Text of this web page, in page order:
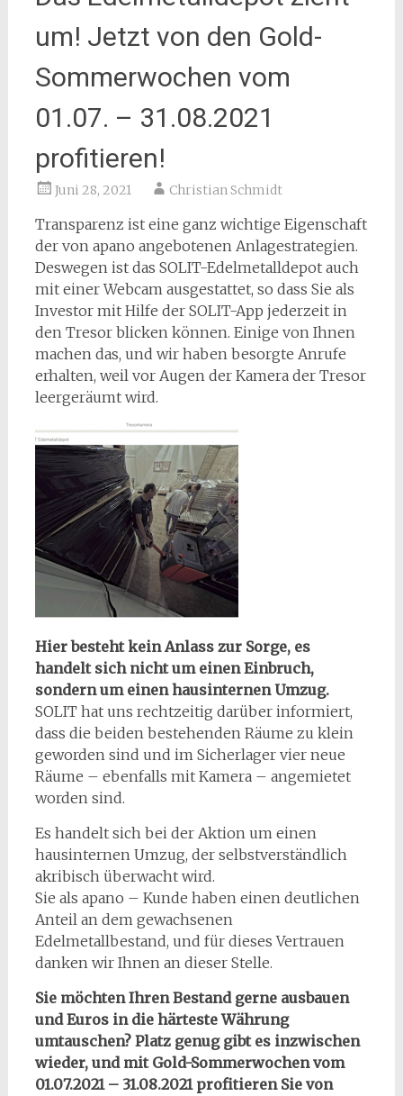
um! Jetzt von den Gold-
Sommerwochen vom
01.07. – 31.08.2021
profitieren!
Juni 28, 2021 Christian Schmidt
Transparenz ist eine ganz wichtige Eigenschaft
der von apano angebotenen Anlagestrategien.
Deswegen ist das SOLIT-Edelmetalldepot auch
mit einer Webcam ausgestattet, so dass Sie als
Investor mit Hilfe der SOLIT-App jederzeit in
den Tresor blicken können. Einige von Ihnen
machen das, und wir haben besorgte Anrufe
erhalten, weil vor Augen der Kamera der Tresor
leergeräumt wird.
Hier besteht kein Anlass zur Sorge, es
handelt sich nicht um einen Einbruch,
sondern um einen hausinternen Umzug.
SOLIT hat uns rechtzeitig darüber informiert,
dass die beiden bestehenden Räume zu klein
geworden sind und im Sicherlager vier neue
Räume – ebenfalls mit Kamera – angemietet
worden sind.
Es handelt sich bei der Aktion um einen
hausinternen Umzug, der selbstverständlich
akribisch überwacht wird.
Sie als apano – Kunde haben einen deutlichen
Anteil an dem gewachsenen
Edelmetallbestand, und für dieses Vertrauen
danken wir Ihnen an dieser Stelle.
Sie möchten Ihren Bestand gerne ausbauen
und Euros in die härteste Währung
umtauschen? Platz genug gibt es inzwischen
wieder, und mit Gold-Sommerwochen vom
01.07.2021 – 31.08.2021 profitieren Sie von